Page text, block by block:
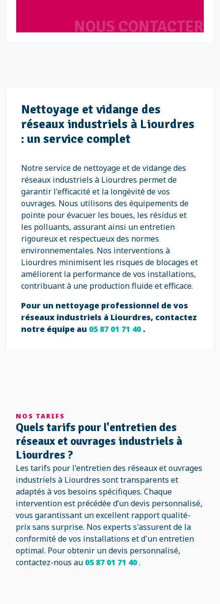
NOUS CONTACTER
Nettoyage et vidange des
réseaux industriels à Liourdres
: un service complet
Notre service de nettoyage et de vidange des
réseaux industriels à Liourdres permet de
garantir l'efficacité et la longévité de vos
ouvrages. Nous utilisons des équipements de
pointe pour évacuer les boues, les résidus et
les polluants, assurant ainsi un entretien
rigoureux et respectueux des normes
environnementales. Nos interventions à
Liourdres minimisent les risques de blocages et
améliorent la performance de vos installations,
contribuant à une production fluide et efficace.
Pour un nettoyage professionnel de vos
réseaux industriels à Liourdres, contactez
notre équipe au 05 87 01 71 40.
NOS TARIFS
Quels tarifs pour l'entretien des
réseaux et ouvrages industriels à
Liourdres ?
Les tarifs pour l'entretien des réseaux et ouvrages
industriels à Liourdres sont transparents et
adaptés à vos besoins spécifiques. Chaque
intervention est précédée d’un devis personnalisé,
vous garantissant un excellent rapport qualité-
prix sans surprise. Nos experts s'assurent de la
conformité de vos installations et d'un entretien
optimal. Pour obtenir un devis personnalisé,
contactez-nous au 05 87 01 71 40.